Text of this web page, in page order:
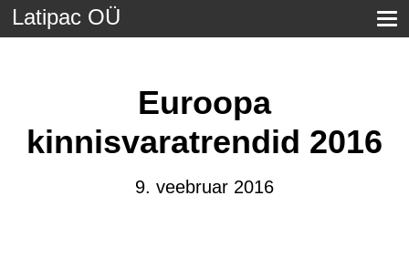
Latipac OÜ
Euroopa
kinnisvaratrendid 2016
9. veebruar 2016